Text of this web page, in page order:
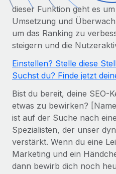
Globales Onboarding und
Freelancer:innen
PEO
Auslagern von komplexen
INFRASTRUKTUR
Remote Embedded
Nahtlose Integration der
Plattform
Integrierte HR-
Verknüpfen Neu
WACHSTUMSPHASE
Startups
Unternehmen
Mittelstand
Maßgeschneiderte HR-
vergrößern
Enterprise
Globale HR für Konzerne
Honorarzahlungen
Informationen zu
Forschung und Leitfäden
Fallstudien
HR-Glossar
Checklisten und Vorlagen
Nederlands
Français
Deutsch
Español
Italiano
Português (Portugal)
日本語
dieser Funktion geht es
Umsetzung und
um das Ranking zu
steigern und die
Einstellen? Stelle diese
Suchst du? Finde jetzt
Bist du bereit, deine SEO-
etwas zu bewirken?
ist auf der Suche nach
Spezialisten, der unser
verstärkt. Wenn du eine
Marketing und ein
dann bewirb dich noch